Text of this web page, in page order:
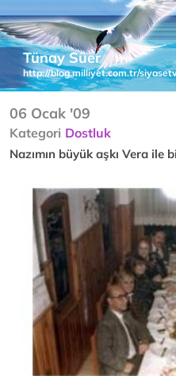
Tünay Süer
http://blog.milliyet.com.tr/
06 Ocak '09
Kategori Dostluk
Nazımın büyük aşkı Vera ile